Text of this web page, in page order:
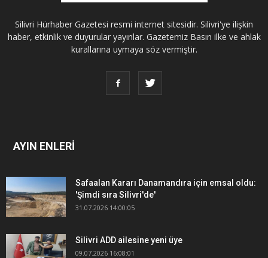
Silivri Hürhaber Gazetesi resmi internet sitesidir. Silivri'ye ilişkin
haber, etkinlik ve duyurular yayınlar. Gazetemiz Basın ilke ve ahlak
kurallarına uymaya söz vermiştir.
AYIN ENLERİ
Safaalan Kararı Danamandıra için emsal oldu:
'Şimdi sıra Silivri'de'
31.07.2026 14:00:05
Silivri ADD ailesine yeni üye
09.07.2026 16:08:01